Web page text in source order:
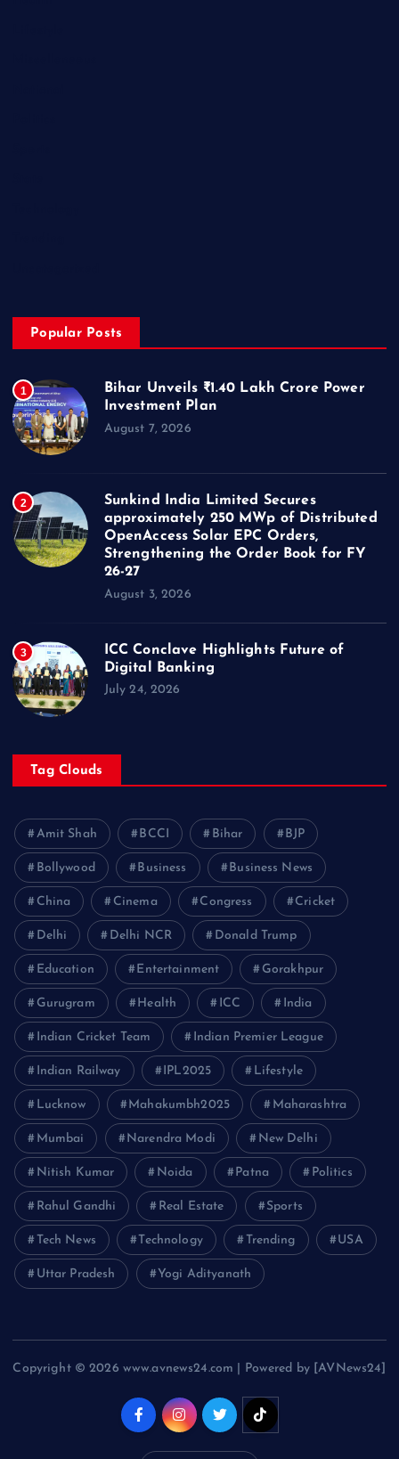
Popular Posts
1
Bihar Unveils ₹1.40 Lakh Crore Power
Investment Plan
August 7, 2026
2
Sunkind India Limited Secures
approximately 250 MWp of Distributed
OpenAccess Solar EPC Orders,
Strengthening the Order Book for FY
26-27
August 3, 2026
3
ICC Conclave Highlights Future of
Digital Banking
July 24, 2026
Tag Clouds
Amit Shah BCCI Bihar BJP
Bollywood Business Business News
China Cinema Congress Cricket
Delhi Delhi NCR Donald Trump
Education Entertainment Gorakhpur
Gurugram Health ICC India
Indian Cricket Team Indian Premier League
Indian Railway IPL2025 Lifestyle
Lucknow Mahakumbh2025 Maharashtra
Mumbai Narendra Modi New Delhi
Nitish Kumar Noida Patna Politics
Rahul Gandhi Real Estate Sports
Tech News Technology Trending USA
Uttar Pradesh Yogi Adityanath
Copyright © 2026 www.avnews24.com | Powered by [AVNews24]